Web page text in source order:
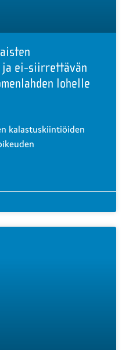
ja ei-siirrettävän
lohelle
kalastuskiintiöiden